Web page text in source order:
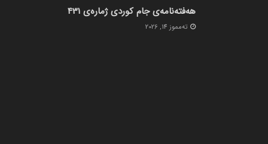
هەفتەنامەی جام کوردی ژمارەی 431
ته‌مموز 14, 2026